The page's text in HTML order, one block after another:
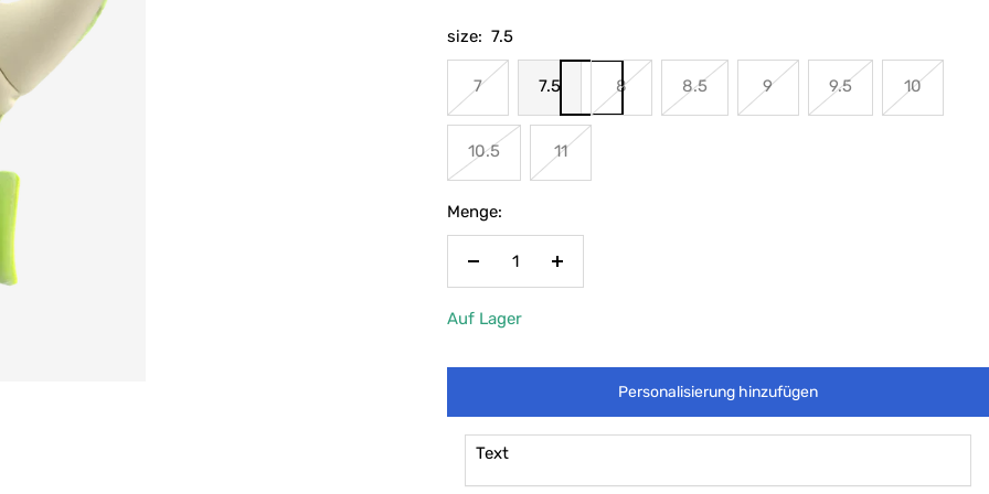
size: 7.5
7 7.5 8 8.5 9 9.5 10
10.5 11
Menge:
Menge
Menge
Auf Lager
Personalisierung hinzufügen
Text